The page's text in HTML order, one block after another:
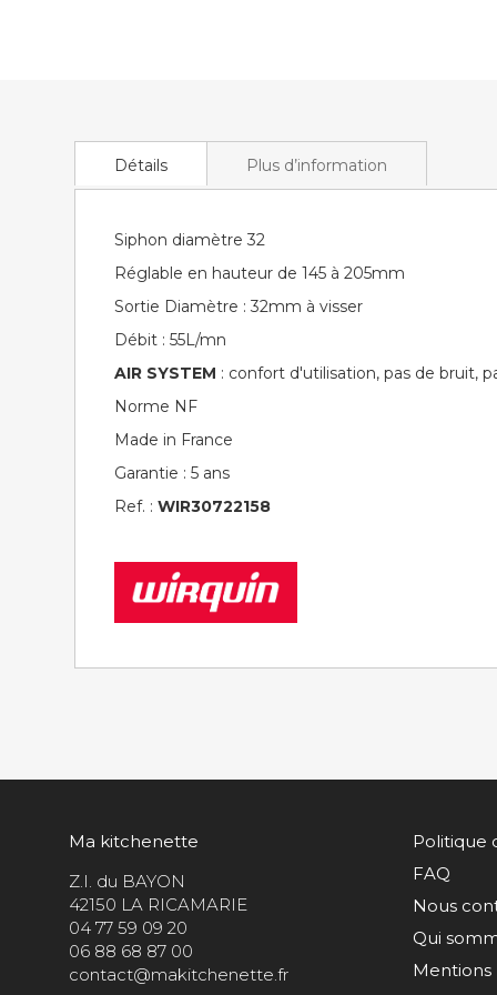
Détails
Siphon diamètre 32
Réglable en hauteur de 145 à 205mm
Sortie Diamètre : 32mm à visser
Débit : 55L/mn
AIR SYSTEM : confort d'utilisation, pas de bruit,
Norme NF
Made in France
Garantie : 5 ans
Ref. :WIR30722158
Plus d’information
Ma kitchenette
Z.I. du BAYON
42150 LA RICAMARIE
04 77 59 09 20
06 88 68 87 00
contact@makitchenette.fr
Politique
FAQ
Nous
Qui
Mentions